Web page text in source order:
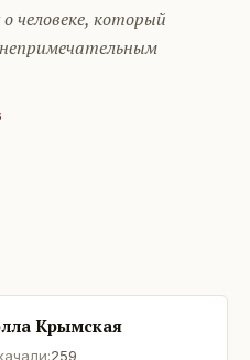
человеке, который
Крымская
259